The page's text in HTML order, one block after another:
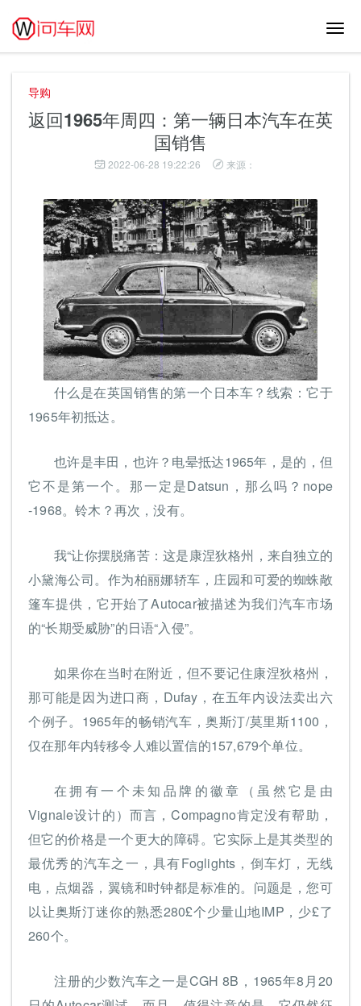
切
导购
返回1965年周四：第一辆日本汽车在英
国销售
2022-06-28 19:22:26 来源：
什么是在英国销售的第一个日本车？线索：它于
1965年初抵达。
也许是丰田，也许？电晕抵达1965年，是的，但
它不是第一个。那一定是Datsun，那么吗？nope
-1968。铃木？再次，没有。
我“让你摆脱痛苦：这是康涅狄格州，来自独立的
小黛海公司。作为柏丽娜轿车，庄园和可爱的蜘蛛敞
篷车提供，它开始了Autocar被描述为我们汽车市场
的“长期受威胁”的日语“入侵”。
如果你在当时在附近，但不要记住康涅狄格州，
那可能是因为进口商，Dufay，在五年内设法卖出六
个例子。1965年的畅销汽车，奥斯汀/莫里斯1100，
仅在那年内转移令人难以置信的157,679个单位。
在拥有一个未知品牌的徽章（虽然它是由
Vignale设计的）而言，Compagno肯定没有帮助，
但它的价格是一个更大的障碍。它实际上是其类型的
最优秀的汽车之一，具有Foglights，倒车灯，无线
电，点烟器，翼镜和时钟都是标准的。问题是，您可
以让奥斯汀迷你的熟悉280£个少量山地IMP，少£了
260个。
注册的少数汽车之一是CGH 8B，1965年8月20